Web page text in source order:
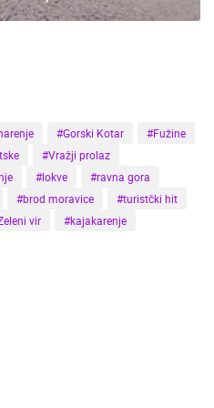
#Gorski Kotar
#Fužine
#Vražji prolaz
#lokve
#ravna gora
#brod moravice
#turistčki hit
vir
#kajakarenje